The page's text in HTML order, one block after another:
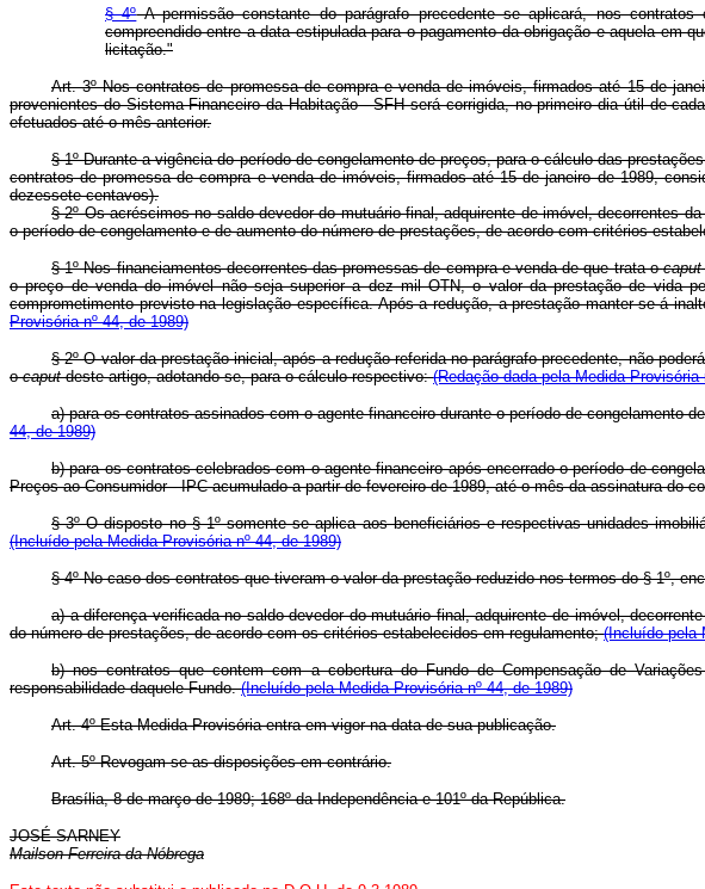
§ 4ºA permissão constante do parágrafo precedente se aplicará, nos
compreendido entre a data estipulada para o pagamento da obrigação e aquela em
licitação."
Art. 3º Nos contratos de promessa de compra e venda de imóveis, firmados até 15 de
provenientes do Sistema Financeiro da Habitação - SFH será corrigida, no primeiro dia útil de
efetuados até o mês anterior.
§ 1º Durante a vigência do período de congelamento de preços, para o cálculo das
contratos de promessa de compra e venda de imóveis, firmados até 15 de janeiro de 1989,
dezessete centavos).
§ 2º Os acréscimos no saldo devedor do mutuário final, adquirente de imóvel, decorrentes
o período de congelamento e de aumento do número de prestações, de acordo com critérios
§ 1º Nos financiamentos decorrentes das promessas de compra e venda de que trata ocaput
o preço de venda do imóvel não seja superior a dez mil OTN, o valor da prestação de vida
comprometimento previsto na legislação específica. Após a redução, a prestação manter-se-á
Provisória nº 44, de 1989)
§ 2º O valor da prestação inicial, após a redução referida no parágrafo precedente, não
ocaputdeste artigo, adotando-se, para o cálculo respectivo:(Redação dada pela Medida Provisória
a) para os contratos assinados com o agente financeiro durante o período de
44, de 1989)
b) para os contratos celebrados com o agente financeiro após encerrado o período de
Preços ao Consumidor - IPC acumulado a partir de fevereiro de 1989, até o mês da assinatura do
§ 3º O disposto no § 1º somente se aplica aos beneficiários e respectivas unidades
(Incluído pela Medida Provisória nº 44, de 1989)
§ 4º No caso dos contratos que tiveram o valor da prestação reduzido nos termos do § 1º,
a) a diferença verificada no saldo devedor do mutuário final, adquirente de imóvel,
do número de prestações, de acordo com os critérios estabelecidos em regulamento;(Incluído pela
b) nos contratos que contem com a cobertura do Fundo de Compensação de
responsabilidade daquele Fundo.(Incluído pela Medida Provisória nº 44, de 1989)
Art. 4º Esta Medida Provisória entra em vigor na data de sua publicação.
Art. 5º Revogam-se as disposições em contrário.
Brasília, 8 de março de 1989; 168º da Independência e 101º da República.
JOSÉ SARNEY
Mailson Ferreira da Nóbrega